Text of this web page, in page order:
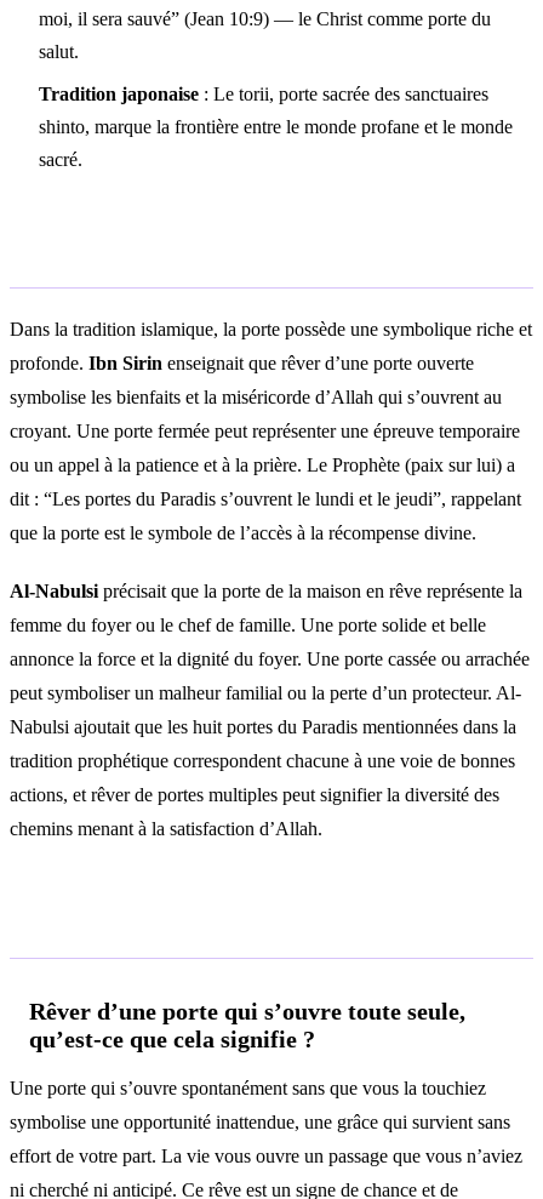
moi, il sera sauvé” (Jean 10:9) — le Christ comme porte du
salut.
Tradition japonaise : Le torii, porte sacrée des sanctuaires
shinto, marque la frontière entre le monde profane et le monde
sacré.
Dans la tradition islamique, la porte possède une symbolique riche et
profonde. Ibn Sirin enseignait que rêver d’une porte ouverte
symbolise les bienfaits et la miséricorde d’Allah qui s’ouvrent au
croyant. Une porte fermée peut représenter une épreuve temporaire
ou un appel à la patience et à la prière. Le Prophète (paix sur lui) a
dit : “Les portes du Paradis s’ouvrent le lundi et le jeudi”, rappelant
que la porte est le symbole de l’accès à la récompense divine.
Al-Nabulsi précisait que la porte de la maison en rêve représente la
femme du foyer ou le chef de famille. Une porte solide et belle
annonce la force et la dignité du foyer. Une porte cassée ou arrachée
peut symboliser un malheur familial ou la perte d’un protecteur. Al-
Nabulsi ajoutait que les huit portes du Paradis mentionnées dans la
tradition prophétique correspondent chacune à une voie de bonnes
actions, et rêver de portes multiples peut signifier la diversité des
chemins menant à la satisfaction d’Allah.
Rêver d’une porte qui s’ouvre toute seule,
qu’est-ce que cela signifie ?
Une porte qui s’ouvre spontanément sans que vous la touchiez
symbolise une opportunité inattendue, une grâce qui survient sans
effort de votre part. La vie vous ouvre un passage que vous n’aviez
ni cherché ni anticipé. Ce rêve est un signe de chance et de